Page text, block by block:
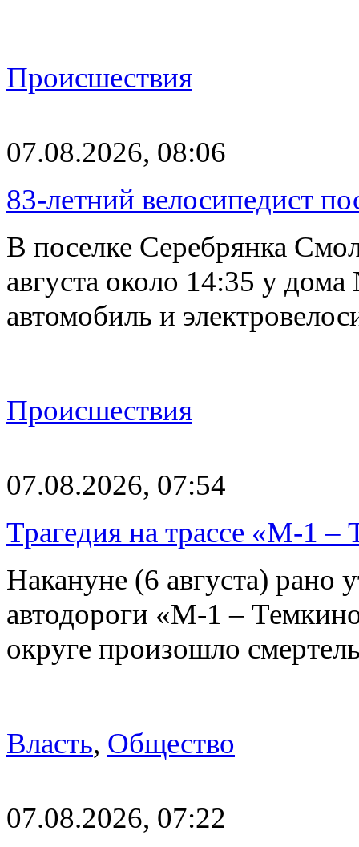
Происшествия
07.08.2026, 08:06
83-летний велосипедист
В поселке Серебрянка
августа около 14:35 у
автомобиль и
Происшествия
07.08.2026, 07:54
Трагедия на трассе «М-1 –
Накануне (6 августа) рано
автодороги «М-1 –
округе произошло
Власть, Общество
07.08.2026, 07:22